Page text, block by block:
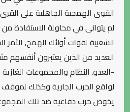
القوى الهمجية الجاهلية على القرى
لم يتوانى في محاولة الاستفادة
الشعبية لقوات أولئك الهمج, الأمر
العديد من الذين يعتبرون أنفسهم
-العدو. النظام والمجموعات
لواقع الحرب الجارية وكذلك
يخوض حرب دفاعية ضد تلك